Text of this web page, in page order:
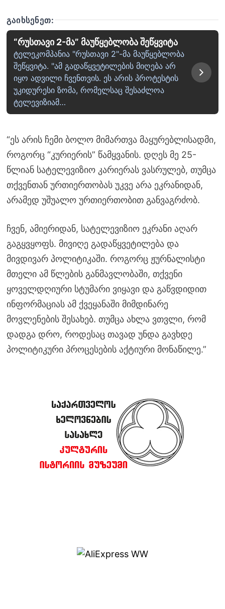
ᲒᲐᲘᲮᲡᲔᲜᲔᲗ:
“რუსთავი 2-მა” მაუწყებლობა შეწყვიტა
ტელეკომპანია "რუსთავი 2"-მა მაუწყებლობა
შეწყვიტა. "ამ გადაწყვეტილების მიღება არ
იყო ადვილი ჩვენთვის. ეს არის პროტესტის
უკიდურესი ზომა, რომელსაც შესაძლოა
ტელევიზიამ…
“ეს არის ჩემი ბოლო მიმართვა მაყურებლისადმი,
როგორც “კურიერის” წამყვანის. დღეს მე 25-
წლიან სატელევიზიო კარიერას ვასრულებ, თუმცა
თქვენთან ურთიერთობას უკვე არა ეკრანიდან,
არამედ უშუალო ურთიერთობით განვაგრძობ.
ჩვენ, ამიერიდან, სატელევიზიო ეკრანი აღარ
გაგყვყოფს. მივიღე გადაწყვეტილება და
მივდივარ პოლიტიკაში. როგორც ჟურნალისტი
მთელი ამ წლების განმავლობაში, თქვენი
ყოველდღიური სტუმარი ვიყავი და გაწვდიდით
ინფორმაციას ამ ქვეყანაში მიმდინარე
მოვლენების შესახებ. თუმცა ახლა ვთვლი, რომ
დადგა დრო, როდესაც თავად უნდა გავხდე
პოლიტიკური პროცესების აქტიური მონაწილე.”